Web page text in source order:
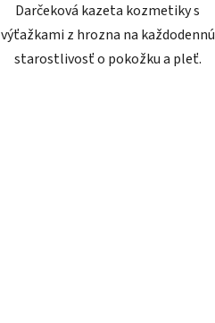
Darčeková kazeta kozmetiky s
výťažkami z hrozna na každodennú
starostlivosť o pokožku a pleť.